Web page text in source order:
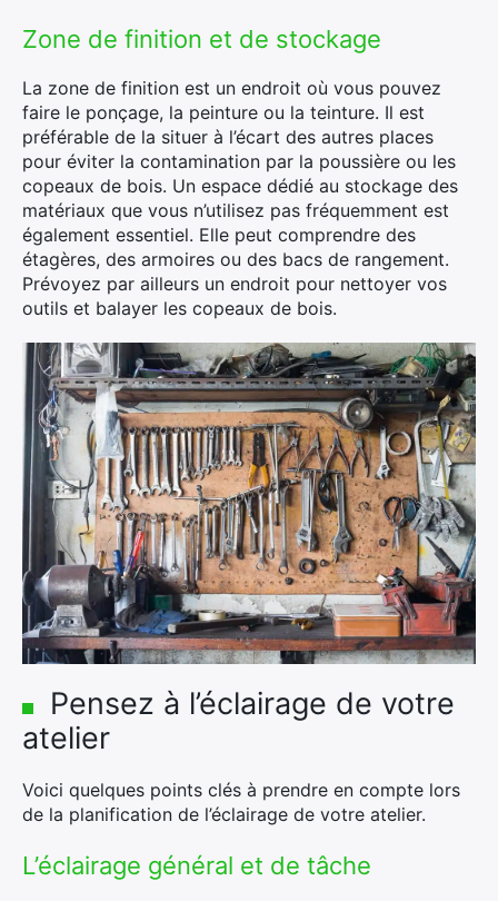
Zone de finition et de stockage
La zone de finition est un endroit où vous pouvez
faire le ponçage, la peinture ou la teinture. Il est
préférable de la situer à l’écart des autres places
pour éviter la contamination par la poussière ou les
copeaux de bois. Un espace dédié au stockage des
matériaux que vous n’utilisez pas fréquemment est
également essentiel. Elle peut comprendre des
étagères, des armoires ou des bacs de rangement.
Prévoyez par ailleurs un endroit pour nettoyer vos
outils et balayer les copeaux de bois.
Pensez à l’éclairage de votre
atelier
Voici quelques points clés à prendre en compte lors
de la planification de l’éclairage de votre atelier.
L’éclairage général et de tâche
×
Rechercher